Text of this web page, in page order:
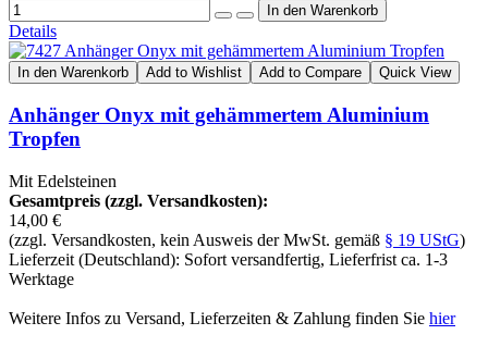
Details
In den Warenkorb Add to Wishlist Add to Compare Quick View
Anhänger Onyx mit gehämmertem Aluminium
Tropfen
Mit Edelsteinen
Gesamtpreis (zzgl. Versandkosten):
14,00 €
(zzgl. Versandkosten, kein Ausweis der MwSt. gemäß § 19 UStG)
Lieferzeit (Deutschland): Sofort versandfertig, Lieferfrist ca. 1-3
Werktage
Weitere Infos zu Versand, Lieferzeiten & Zahlung finden Sie hier